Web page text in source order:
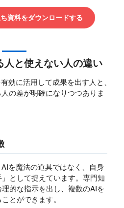
資料をダウンロードする
人と使えない人の違い
効に活用して成果を出す人と、
の差が明確になりつつありま
を魔法の道具ではなく、自身
として捉えています。専門知
的な指示を出し、複数のAIを
とができます。